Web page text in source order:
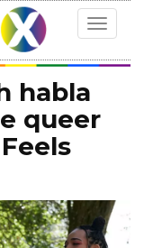
Toggle
habla
queer